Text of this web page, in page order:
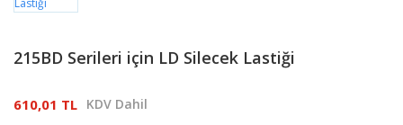
215BD Serileri için LD Silecek Lastiği
610,01 TL KDV Dahil